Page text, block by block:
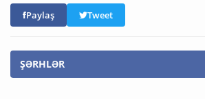
Paylaş Tweet
ŞƏRHLƏR